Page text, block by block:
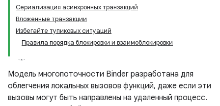
Сериализация асинхронных транзакций
Вложенные транзакции
Избегайте тупиковых ситуаций
Правила порядка блокировки и взаимоблокировки
Модель многопоточности Binder разработана для
облегчения локальных вызовов функций, даже если эти
вызовы могут быть направлены на удаленный процесс.